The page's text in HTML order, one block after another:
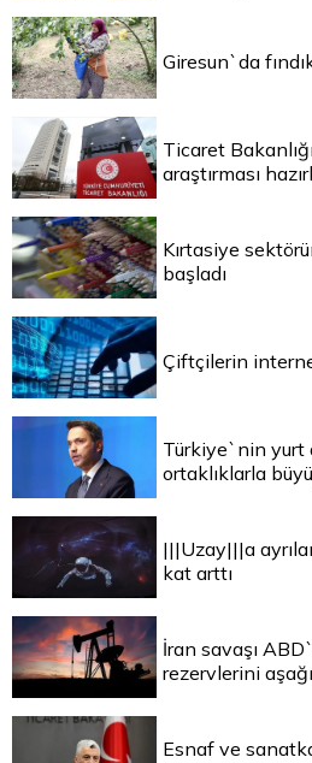
Giresun`da
Ticaret
araştırması
Kırtasiye
başladı
Çiftçilerin
Türkiye`nin yurt
ortaklıklarla
|||Uzay|||a
kat arttı
İran savaşı
rezervlerini
Esnaf ve